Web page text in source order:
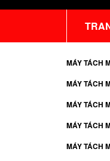
MÁY TÁCH
MÁY TÁCH
MÁY TÁCH
MÁY TÁCH
MÁY TÁCH